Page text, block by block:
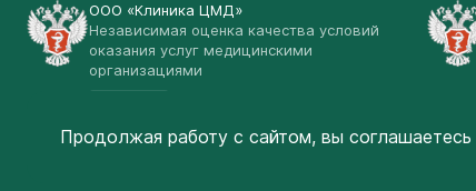
ООО «Клиника ЦМД»
Независимая оценка качества условий
оказания услуг медицинскими
организациями
Продолжая работу с сайтом, вы соглашаетесь